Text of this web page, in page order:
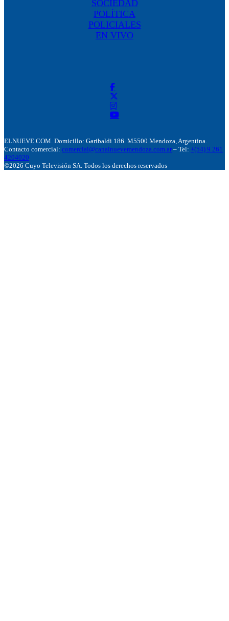
SOCIEDAD
POLÍTICA
POLICIALES
EN VIVO
ELNUEVE.COM. Domicillo: Garibaldi 186. M5500 Mendoza, Argentina.
Contacto comercial: comercial@canalnuevemendoza.com.ar – Tel: +(54) 9 261
4204020
©2026 Cuyo Televisión SA. Todos los derechos reservados